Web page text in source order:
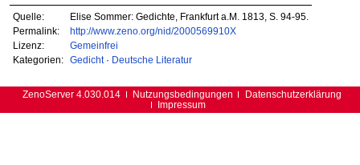
Quelle:
Elise Sommer: Gedichte, Frankfurt a.M. 1813, S. 94-95.
Permalink:
http://www.zeno.org/nid/2000569910X
Lizenz:
Gemeinfrei
Kategorien:
Gedicht· Deutsche Literatur
ZenoServer 4.030.014 Nutzungsbedingungen
Datenschutzerklärung
Impressum